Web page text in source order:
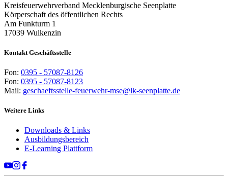
Kreisfeuerwehrverband Mecklenburgische Seenplatte
Körperschaft des öffentlichen Rechts
Am Funkturm 1
17039 Wulkenzin
Kontakt Geschäftsstelle
Fon: 0395 - 57087-8126
Fon: 0395 - 57087-8123
Mail: geschaeftsstelle-feuerwehr-mse@lk-seenplatte.de
Weitere Links
Downloads & Links
Ausbildungsbereich
E-Learning Plattform